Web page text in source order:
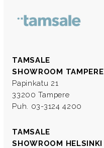
TAMSALE
SHOWROOM TAMPERE
Papinkatu 21
33200 Tampere
Puh. 03-3124 4200
TAMSALE
SHOWROOM HELSINKI